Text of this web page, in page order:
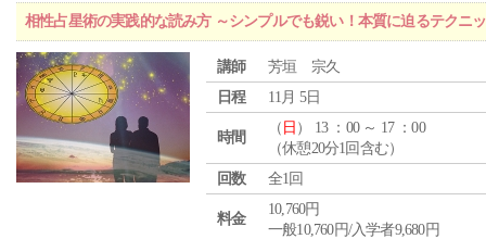
相性占星術の実践的な読み方 ～シンプルでも鋭い！本質に迫るテクニ
講師
芳垣 宗久
日程
11月 5日
時間
（ 日 ） 13 ：00 ～ 17 ：00
（休憩20分1回含む）
回数
全1回
料金
10,760円
一般10,760円/入学者9,680円